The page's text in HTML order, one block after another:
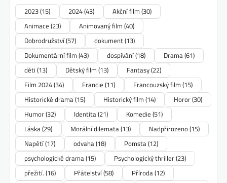
2023(15) 2024(43) Akční film (30)
Animace (23) Animovaný film (40)
Dobrodružství(57) dokument(13)
Dokumentární film (43) dospívání(18) Drama(61)
děti (13) Dětský film (13) Fantasy(22)
Film 2024(34) Francie (11) Francouzský film (15)
Historické drama(15) Historický film (14) Horor(30)
Humor(32) Identita(21) Komedie (51)
Láska(29) Morální dilemata(13) Nadpřirozeno(15)
Napětí(17) odvaha(18) Pomsta(12)
psychologické drama(15) Psychologický thriller(23)
přežití. (16) Přátelství(58) Příroda(12)